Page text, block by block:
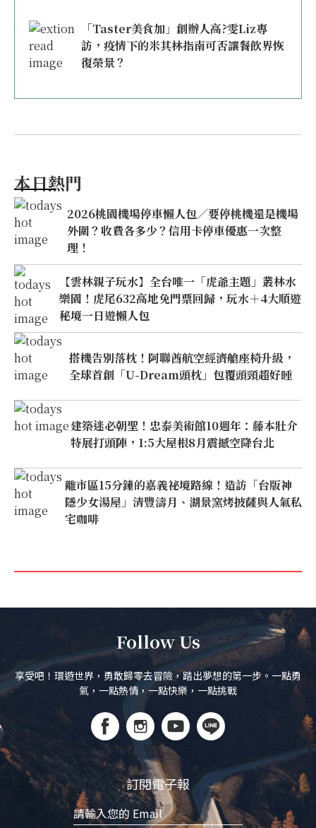
「Taster美食加」創辦人高?雯Liz專
訪，疫情下的米其林指南可否讓餐飲界恢
復榮景？
本日熱門
2026桃園機場停車懶人包／要停桃機還是機場
外圍？收費各多少？信用卡停車優惠一次整
理！
【雲林親子玩水】全台唯一「虎爺主題」叢林水
樂園！虎尾632高地免門票回歸，玩水＋4大順遊
秘境一日遊懶人包
搭機告別落枕！阿聯酋航空經濟艙座椅升級，
全球首創「U-Dream頭枕」包覆頭頸超好睡
建築迷必朝聖！忠泰美術館10週年：藤本壯介
特展打頭陣，1:5大屋根8月震撼空降台北
離市區15分鐘的嘉義祕境路線！造訪「台版神
隱少女湯屋」清豐濤月、湖景窯烤披薩與人氣私
宅咖啡
Follow Us
享受吧！環遊世界，勇敢歸零去冒險，踏出夢想的第一步。一點勇
氣，一點熱情，一點快樂，一點挑戰
訂閱電子報